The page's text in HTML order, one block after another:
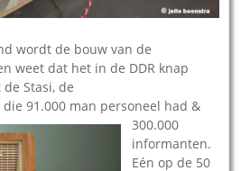
wordt de bouw van de
weet dat het in de DDR knap
Stasi, de
91.000 man personeel had &
300.000
informanten.
Eén op de 50